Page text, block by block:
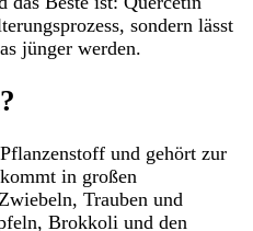
sondern lässt
jünger werden.
und gehört zur
in großen
Trauben und
Brokkoli und den